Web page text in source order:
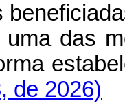
uma das
de 2026)